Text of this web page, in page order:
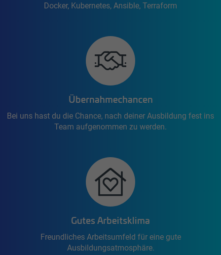
Docker, Kubernetes, Ansible, Terraform
Übernahmechancen
Bei uns hast du die Chance, nach deiner Ausbildung fest ins
Team aufgenommen zu werden.
Gutes Arbeitsklima
Freundliches Arbeitsumfeld für eine gute
Ausbildungsatmosphäre.